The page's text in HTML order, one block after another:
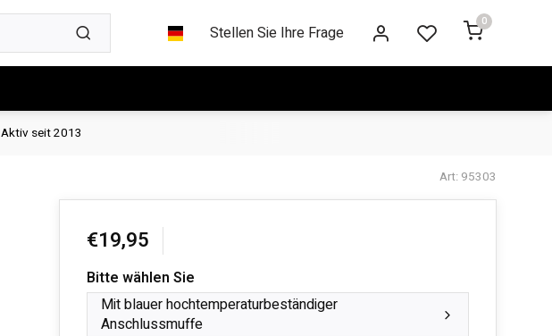
Stellen Sie Ihre Frage
0
Aktiv seit 2013
Art: 95303
€19,95
Bitte wählen Sie
Mit blauer hochtemperaturbeständiger
Anschlussmuffe